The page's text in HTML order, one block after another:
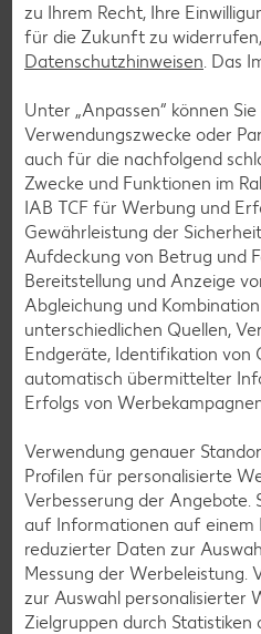
Glutenfreie Rezepte
Wer auf Gluten verzichtet,
Vielfalt und Geschmack
mit unseren glutenfreien
Rezepte
zu Ihrem Recht, Ihre
für die Zukunft zu
Datenschutzhinweisen . Das
Unter „Anpassen“ können
Verwendungszwecke oder
auch für die nachfolgend
Zwecke und Funktionen im
IAB TCF für Werbung und
Gewährleistung der
Aufdeckung von Betrug und
Bereitstellung und Anzeige
Abgleichung und
unterschiedlichen Quellen,
Endgeräte, Identifikation von
automatisch übermittelter
Erfolgs von
Verwendung genauer
Profilen für personalisierte
Verbesserung der
auf Informationen auf einem
reduzierter Daten zur
Messung der Werbeleistung.
zur Auswahl personalisierter
Zielgruppen durch Statistiken